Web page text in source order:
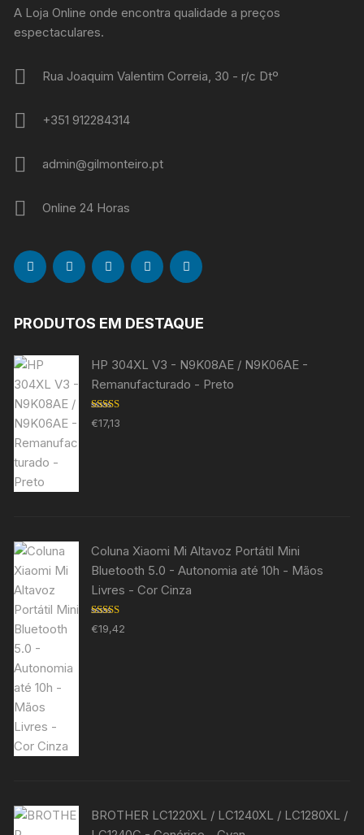
A Loja Online onde encontra qualidade a preços
espectaculares.
Rua Joaquim Valentim Correia, 30 - r/c Dtº
+351 912284314
admin@gilmonteiro.pt
Online 24 Horas
PRODUTOS EM DESTAQUE
HP 304XL V3 - N9K08AE / N9K06AE -
Remanufacturado - Preto
Avaliação
5.00 de 5
€17,13
Coluna Xiaomi Mi Altavoz Portátil Mini
Bluetooth 5.0 - Autonomia até 10h - Mãos
Livres - Cor Cinza
Avaliação
5.00de 5
€19,42
BROTHER LC1220XL / LC1240XL / LC1280XL /